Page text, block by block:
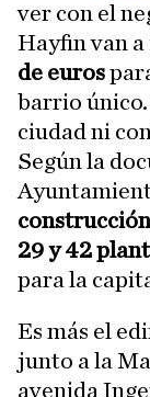
ver con el
Hayfin van
de euros
barrio
ciudad ni
Según la
29 y 42
para la
Es más el
junto a la
avenida